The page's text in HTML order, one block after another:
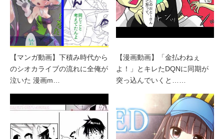
【マンガ動画】下積み時代から
のシオカライブの流れに全俺が
泣いた 漫画m…
【漫画動画】「金払わねぇ
よ！」とキレたDQNに同期が
突っ込んでいくと……